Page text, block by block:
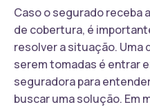
Caso o segurado receba
de cobertura, é
resolver a situação. Uma
serem tomadas é entrar
seguradora para
buscar uma solução. Em